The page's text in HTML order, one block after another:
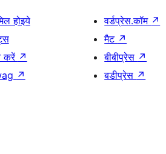
होइये
करें ↗
↗
वर्डप्रेस.कॉम ↗
मैट ↗
बीबीप्रेस ↗
बडीप्रेस ↗